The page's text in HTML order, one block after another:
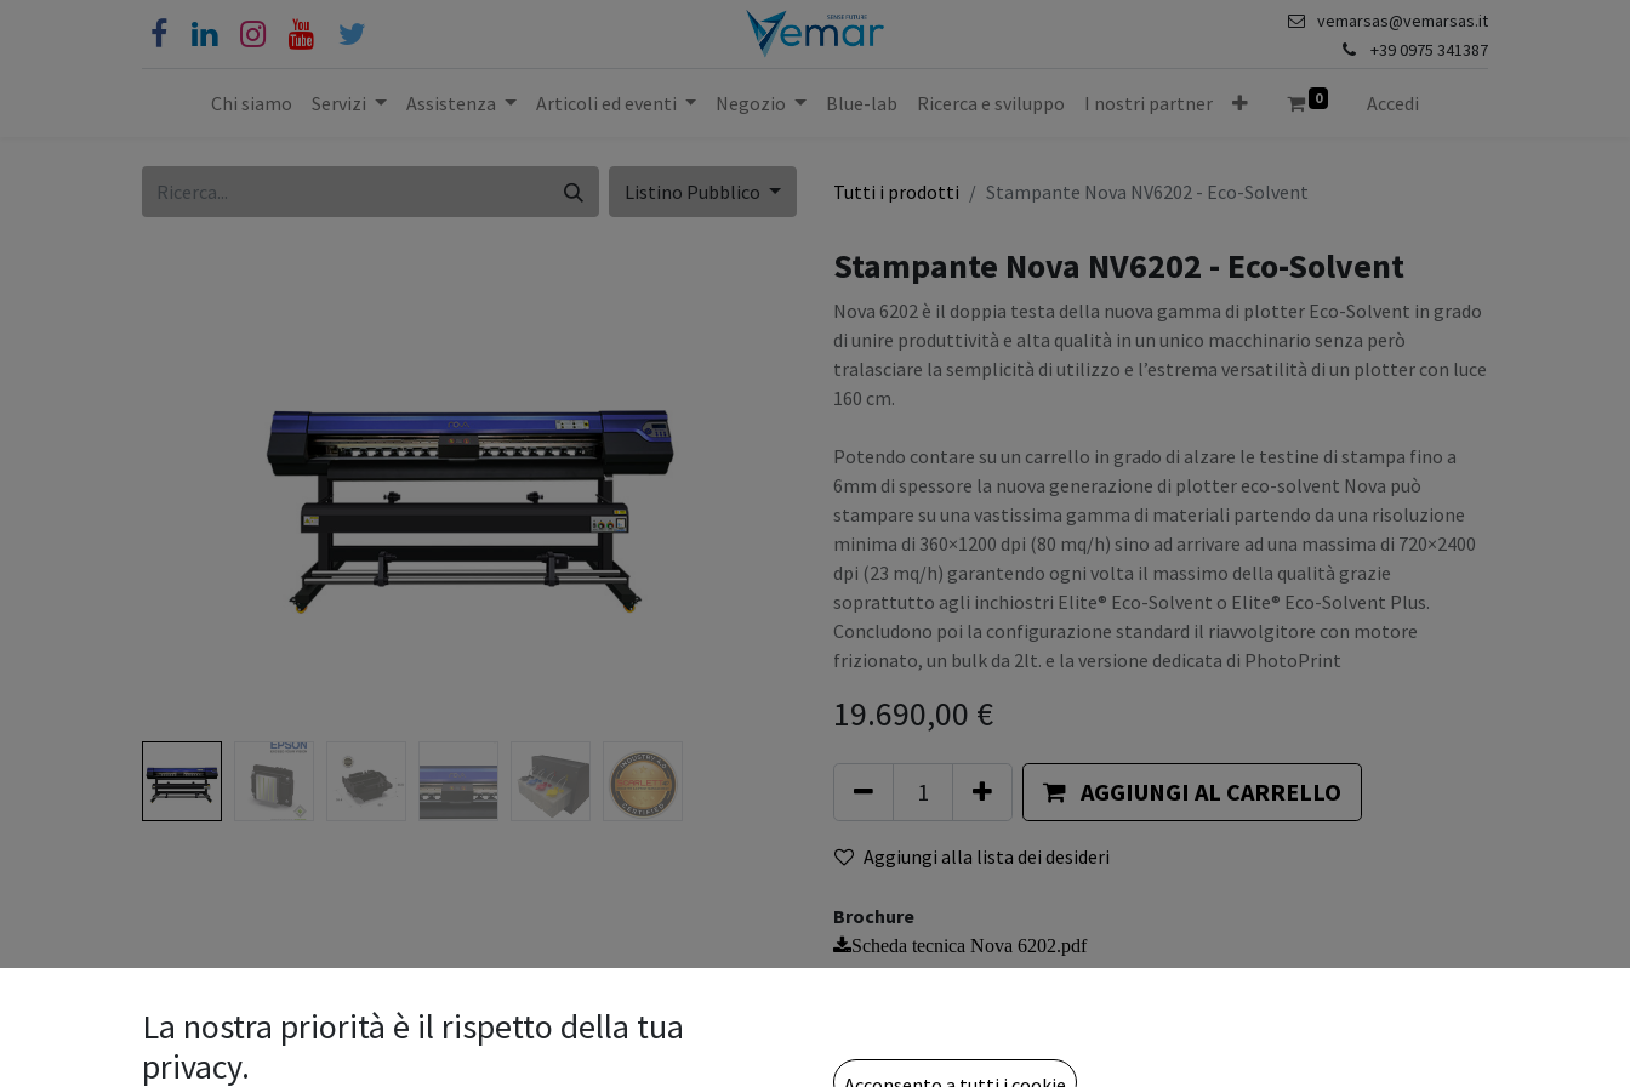
vemarsas@vemarsas.it
+39 0975 341387
Chi siamo Servizi Assistenza Articoli ed eventi Negozio Blue-lab Ricerca e sviluppo I nostri partner 0 Accedi
Listino Pubblico Tutti i prodotti Stampante Nova NV6202 - Eco-Solvent
Stampante Nova NV6202 - Eco-Solvent
Nova 6202 è il doppia testa della nuova gamma di plotter Eco-Solvent in grado
di unire produttività e alta qualità in un unico macchinario senza però
tralasciare la semplicità di utilizzo e l’estrema versatilità di un plotter con luce
160 cm.
Potendo contare su un carrello in grado di alzare le testine di stampa fino a
6mm di spessore la nuova generazione di plotter eco-solvent Nova può
stampare su una vastissima gamma di materiali partendo da una risoluzione
minima di 360×1200 dpi (80 mq/h) sino ad arrivare ad una massima di 720×2400
dpi (23 mq/h) garantendo ogni volta il massimo della qualità grazie
soprattutto agli inchiostri Elite® Eco-Solvent o Elite® Eco-Solvent Plus.
Concludono poi la configurazione standard il riavvolgitore con motore
frizionato, un bulk da 2lt. e la versione dedicata di PhotoPrint
19.690,00 €
AGGIUNGI AL CARRELLO
Aggiungi alla lista dei desideri
Brochure
Scheda tecnica Nova 6202.pdf
Termini e condizioni
Iva e tasse escluse
La nostra priorità è il rispetto della tua
privacy.